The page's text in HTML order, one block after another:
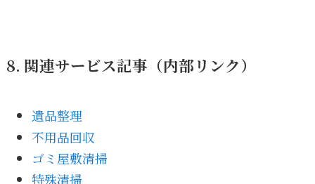
8. 関連サービス記事（内部リンク）
遺品整理
不用品回収
ゴミ屋敷清掃
特殊清掃